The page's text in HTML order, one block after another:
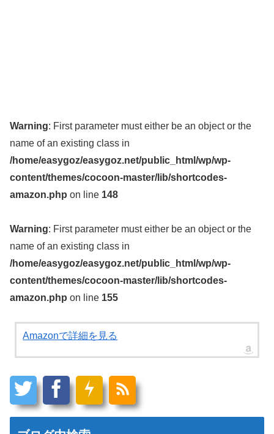
Warning: First parameter must either be an object or the
name of an existing class in
/home/easygoz/easygoz.net/public_html/wp/wp-
content/themes/cocoon-master/lib/shortcodes-
amazon.php on line 148
Warning: First parameter must either be an object or the
name of an existing class in
/home/easygoz/easygoz.net/public_html/wp/wp-
content/themes/cocoon-master/lib/shortcodes-
amazon.php on line 155
Amazonで詳細を見る